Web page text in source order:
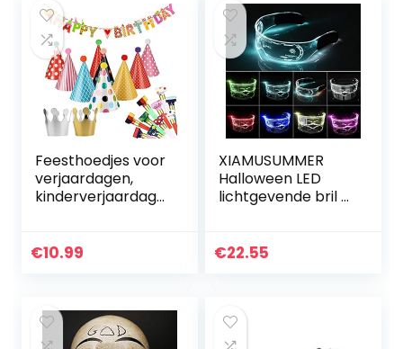
Feesthoedjes voor
verjaardagen,
kinderverjaardage
Happy Birthday-
€10.99
XIAMUSUMMER
Halloween LED
lichtgevende bril –
Vizier Bril –
€22.55